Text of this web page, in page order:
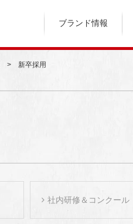
ブランド情報
新卒採用
社内研修＆コンクール